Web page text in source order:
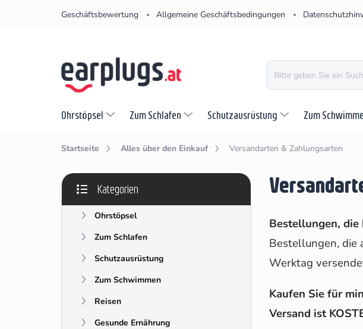
Geschäftsbewertung Allgemeine Geschäftsbedingungen
Ohrstöpsel Zum Schlafen Schutzausrüstung Zum
Startseite Alles über den Einkauf Versandarten & Zahlungsarten
S
i
Kategorien
überspringen
Kategorien
Ohrstöpsel
Zum Schlafen
Schutzausrüstung
Zum Schwimmen
Reisen
Gesunde Ernährung
Bestellungen, die
Bestellungen, die
Werktag
Kaufen Sie für
Versand ist